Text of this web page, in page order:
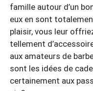
famille autour d’un
eux en sont
plaisir, vous leur
tellement
aux amateurs de
sont les idées de
certainement aux